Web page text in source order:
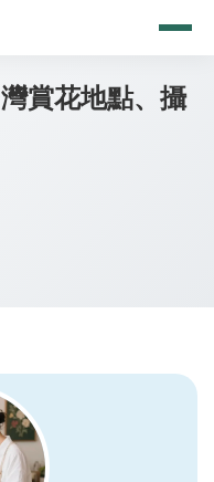
賞花地點、攝